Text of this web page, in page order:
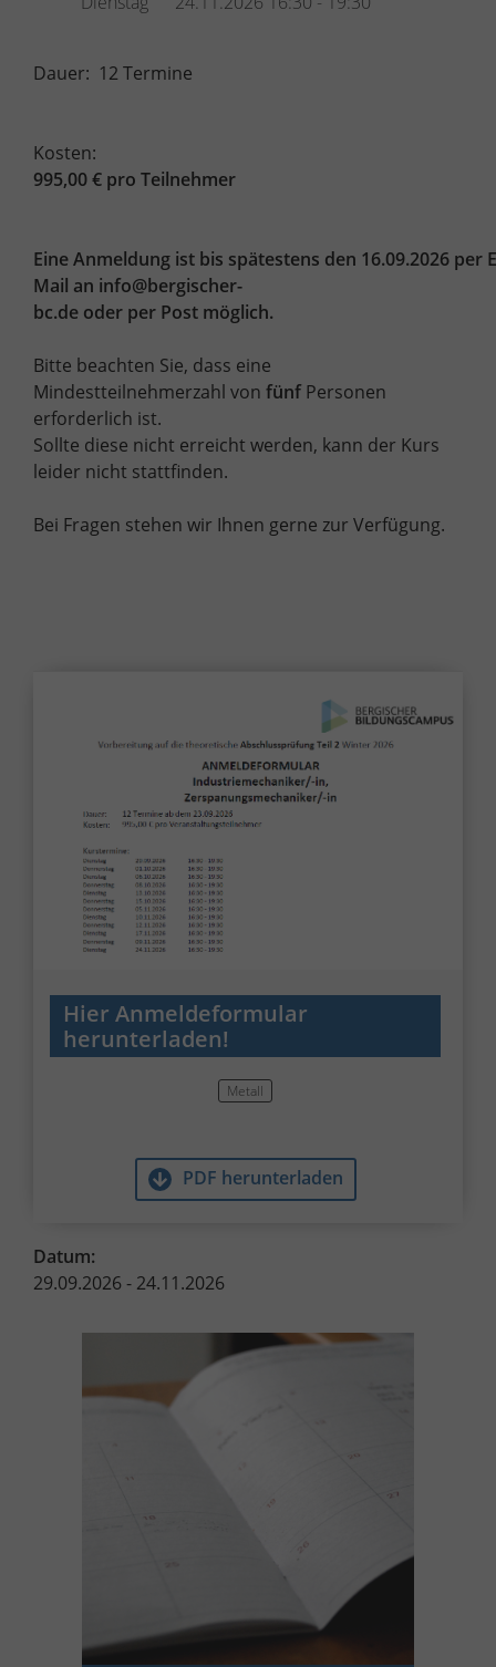
Dauer: 12 Termine
Kosten:
995,00 € pro Teilnehmer
Eine Anmeldung ist bis spätestens den 16.09.2026 per
Mail an info@bergischer-
bc.de oder per Post möglich.
Bitte beachten Sie, dass eine
Mindestteilnehmerzahl von fünf Personen
erforderlich ist.
Sollte diese nicht erreicht werden, kann der Kurs
leider nicht stattfinden.
Bei Fragen stehen wir Ihnen gerne zur Verfügung.
Hier Anmeldeformular
herunterladen!
Metall
PDF herunterladen
Datum:
29.09.2026 - 24.11.2026